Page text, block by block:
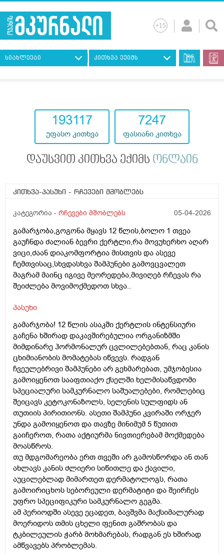
სიახლეები კითხვა ექიმს
193117
უფასო კითხვა
7247
ფასიანი კითხვა
დაუსვით კითხვა ექიმს ონლაინ
კითხვა-პასუხი - რჩევები მშობლებს
კატეგორია - რჩევები მშობლებს 05-04-2026
გამარჯობა,გოგონა მყავს 12 წლის,ბოლო 1 თვეა
გაუჩნდა ძალიან ბევრი ქერტლი,რა მოვუხერხო აღარ
ვიცი,ძაან დიაკომფორტია მისთვის და ასევე
ჩემთვისაც,სხვდასხვა შამპუნები გამოვცვალეთ
მაგრამ მაინც იგივე მეორედება,მივიღებ რჩევას რა
შეიძლება მოვიმოქმედოთ სხვა..
პასუხი
გამარჯობა! 12 წლის ასაკში ქერტლის ინტენსიური
გაჩენა ხშირად დაკავშირებულია ორგანიზმში
მიმდინარე ჰორმონალურ ცვლილებებთან, რაც კანის
ცხიმიანობის მომატებას იწვევს. რადგან
ჩვეულებრივი შამპუნები არ გეხმარებათ, უმჯობესია
გამოიყენოთ სააფთიაქო ქსელში ხელმისაწვდომი
სპეციალური სამკურნალო საშუალებები, რომლებიც
შეიცავს კეტოკონაზოლს, სელენის სულფიდს ან
თუთიის პირითიონს. ასეთი შამპუნი კვირაში ორჯერ
უნდა გამოიყენოთ და თავზე მინიმუმ 5 წუთით
გაიჩეროთ, რათა აქტიურმა ნივთიერებამ მოქმედება
მოასწროს.
თუ მდგომარეობა ერთ თვეში არ გამოსწორდა ან თან
ახლავს კანის ძლიერი სიწითლე და ქავილი,
აუცილებლად მიმართეთ დერმატოლოგს, რათა
გამოირიცხოს სებორეული დერმატიტი და შეირჩეს
უფრო სპეციფიკური სამკურნალო გეგმა.
ამ პერიოდში ასევე ეცადეთ, ბავშვმა მაქსიმალურად
მოერიდოს თმის ცხელი ფენით გაშრობას და
ტკბილეულის ჭარბ მოხმარებას, რადგან ეს ხშირად
ამწვავებს პრობლემას.